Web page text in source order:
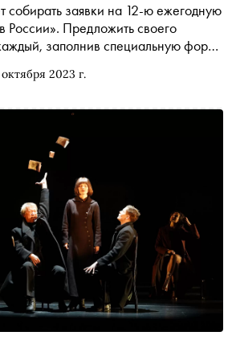
2023 г.
собирать заявки на 12-ю ежегодную
Предложить своего
форму
неделю